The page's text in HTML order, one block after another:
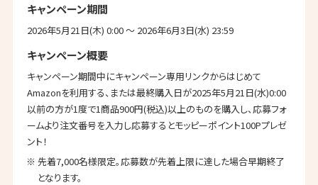
キャンペーン期間
2026年5月21日(木) 0:00 〜 2026年6月3日(水) 23:59
キャンペーン概要
キャンペーン期間中にキャンペーン専用リンクからはじめて
Amazonを利用する、または最終購入日が2025年5月21日(水)0:00
以前の方が1度で1商品900円(税込)以上のものを購入し、応募フォ
ームより注文番号を入力し応募するとモッピーポイント100Pプレゼ
ント！
※ 先着7,000名様限定。応募数が先着上限に達した場合早期終了
となります。